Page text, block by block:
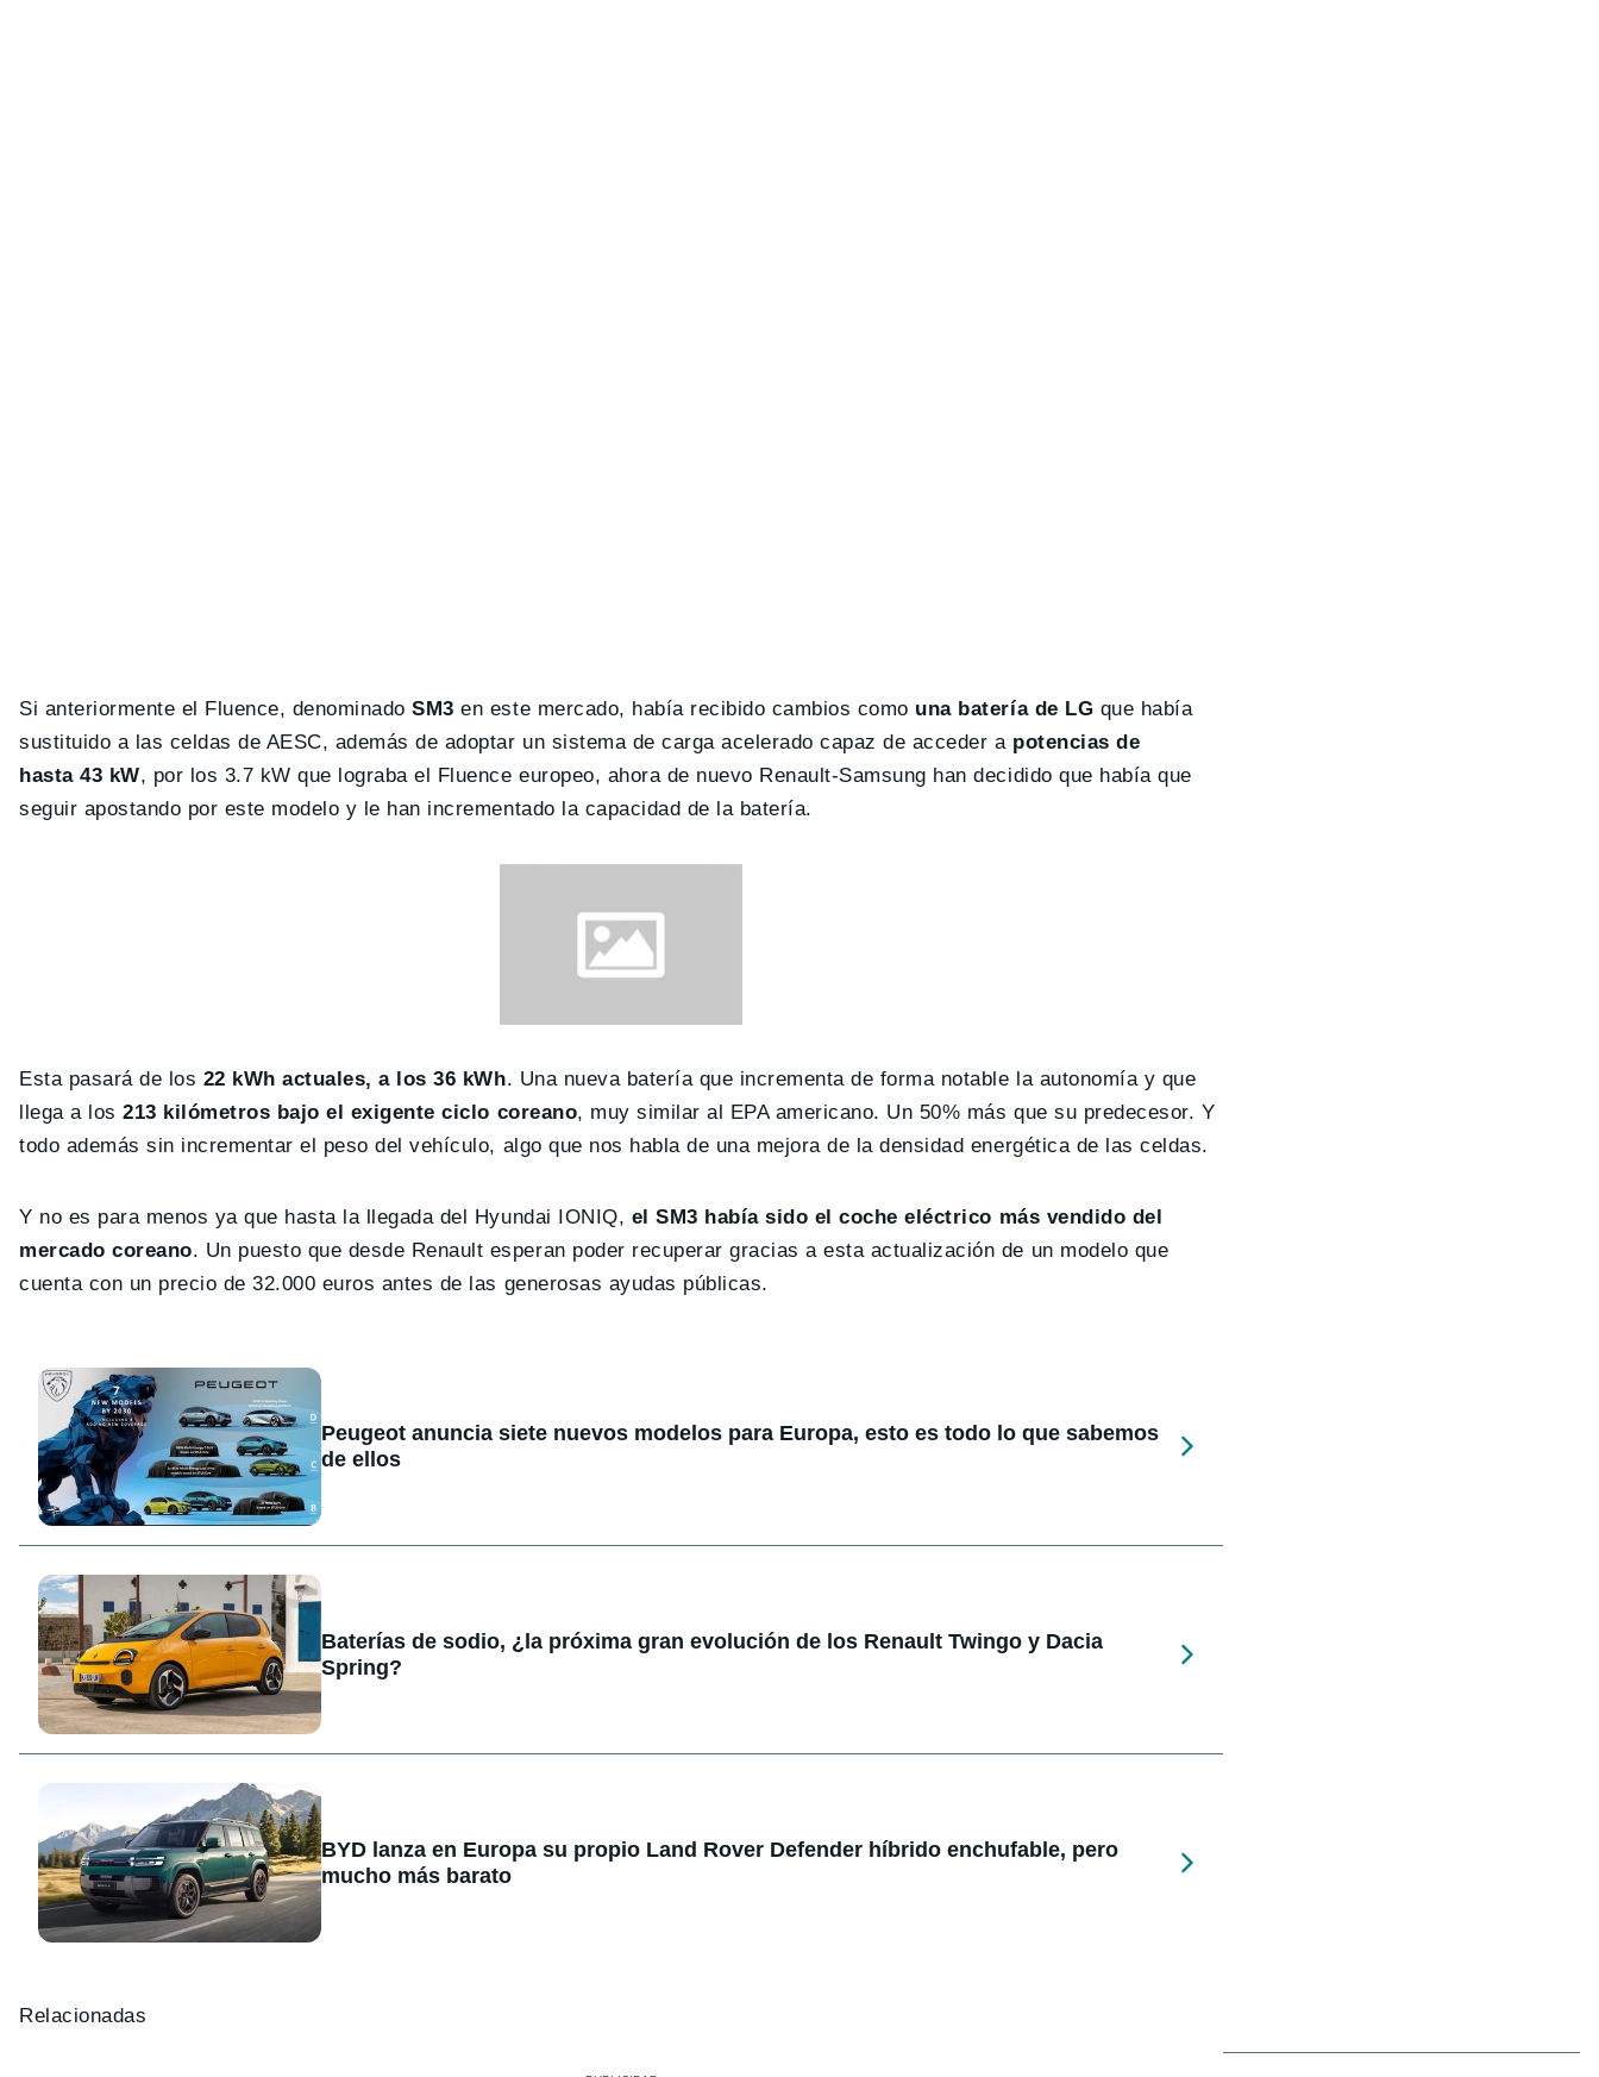
Si anteriormente el Fluence, denominado SM3 en este mercado, había recibido cambios como una batería de LG que había
sustituido a las celdas de AESC, además de adoptar un sistema de carga acelerado capaz de acceder a potencias de
hasta 43 kW, por los 3.7 kW que lograba el Fluence europeo, ahora de nuevo Renault-Samsung han decidido que había que
seguir apostando por este modelo y le han incrementado la capacidad de la batería.
Esta pasará de los 22 kWh actuales, a los 36 kWh. Una nueva batería que incrementa de forma notable la autonomía y que
llega a los213 kilómetros bajo el exigente ciclo coreano, muy similar al EPA americano. Un 50% más que su predecesor. Y
todo además sin incrementar el peso del vehículo, algo que nos habla de una mejora de la densidad energética de las celdas.
Y no es para menos ya que hasta la llegada del Hyundai IONIQ, el SM3 había sido el coche eléctrico más vendido del
mercado coreano. Un puesto que desde Renault esperan poder recuperar gracias a esta actualización de un modelo que
cuenta con un precio de 32.000 euros antes de las generosas ayudas públicas.
Peugeot anuncia siete nuevos modelos para Europa, esto es todo lo que sabemos
de ellos
Baterías de sodio, ¿la próxima gran evolución de los Renault Twingo y Dacia
Spring?
BYD lanza en Europa su propio Land Rover Defender híbrido enchufable, pero
mucho más barato
Relacionadas